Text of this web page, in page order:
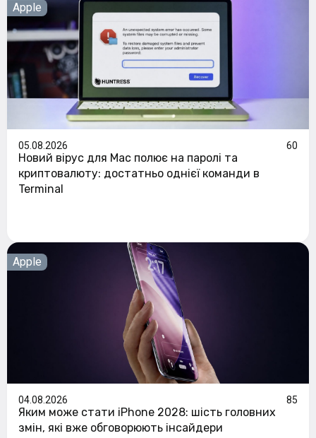
Apple
05.08.2026 60
Новий вірус для Mac полює на паролі та
криптовалюту: достатньо однієї команди в
Terminal
Apple
04.08.2026 85
Яким може стати iPhone 2028: шість головних
змін, які вже обговорюють інсайдери